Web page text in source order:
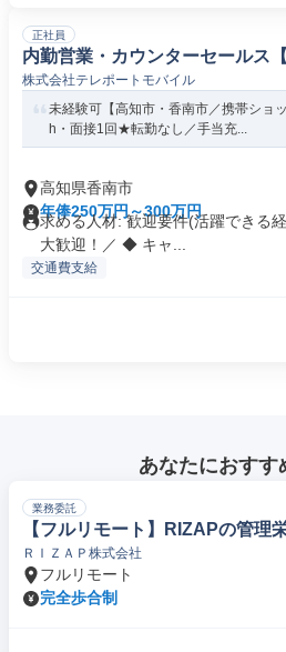
正社員
内勤営業・カウンターセールス【
株式会社テレポートモバイル
未経験可【高知市・香南市／携帯ショ
h・面接1回★転勤なし／手当充...
高知県香南市
年俸250万円～300万円
求める人材: 歓迎要件(活躍できる
大歓迎！／ ◆ キャ...
交通費支給
あなたにおすす
業務委託
【フルリモート】RIZAPの管理
ＲＩＺＡＰ株式会社
フルリモート
完全歩合制